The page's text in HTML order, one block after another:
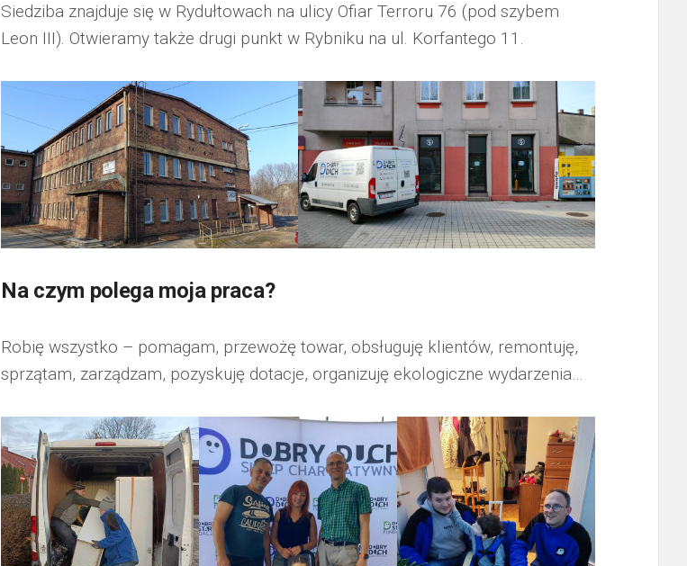
Siedziba znajduje się w Rydułtowach na ulicy Ofiar Terroru 76 (pod szybem
Leon III). Otwieramy także drugi punkt w Rybniku na ul. Korfantego 11.
Na czym polega moja praca?
Robię wszystko – pomagam, przewożę towar, obsługuję klientów, remontuję,
sprzątam, zarządzam, pozyskuję dotacje, organizuję ekologiczne wydarzenia…